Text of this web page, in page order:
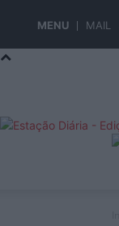
MENU MAIL